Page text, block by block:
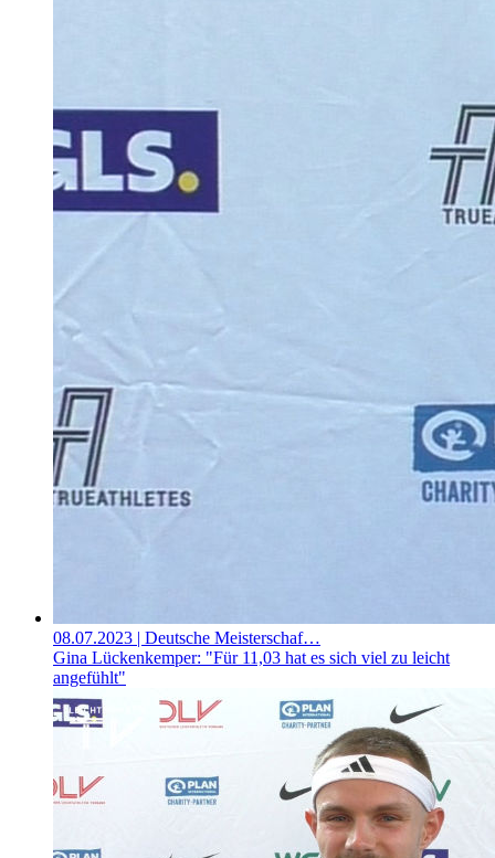
08.07.2023 | Deutsche Meisterschaf…
Gina Lückenkemper: "Für 11,03 hat es sich viel zu leicht
angefühlt"